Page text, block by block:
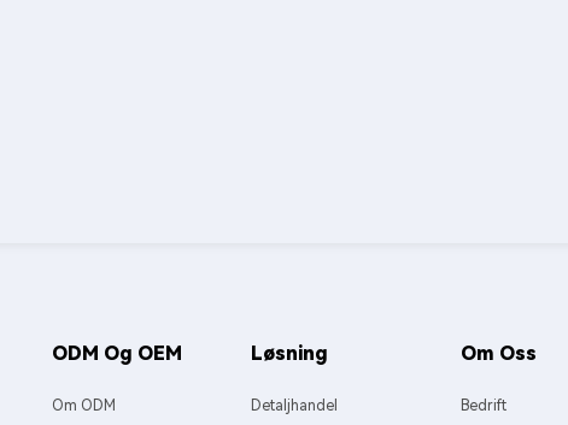
ODM Og OEM
Om ODM
Løsning
Detaljhandel
Om Oss
Bedrift